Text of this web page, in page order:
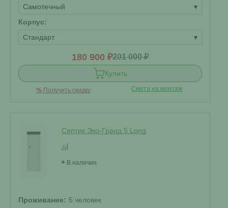
Самотечный
▾
Корпус:
Стандарт
▾
180 900 ₽201 000 ₽
Купить
% Получить скидку Смета на монтаж
Септик Эко-Гранд 5 Long
В наличии
Проживание: 5 человек